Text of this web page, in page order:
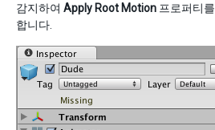
감지하여 Apply Root Motion 프로퍼티를
합니다.